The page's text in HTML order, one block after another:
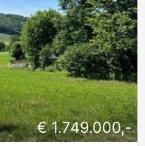
€ 1.749.000,-